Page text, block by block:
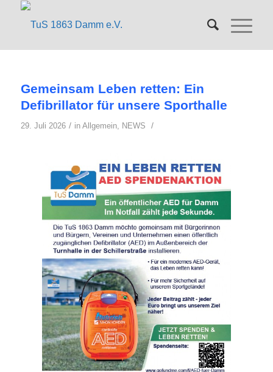
Gemeinsam Leben retten: Ein
Defibrillator für unsere Sporthalle
29. Juli 2026 / in Allgemein, NEWS /